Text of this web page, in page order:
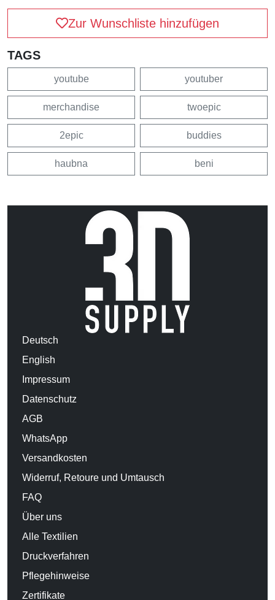
Zur Wunschliste hinzufügen
TAGS
youtube youtuber
merchandise twoepic
2epic buddies
haubna beni
Deutsch
English
Impressum
Datenschutz
AGB
WhatsApp
Versandkosten
Widerruf, Retoure und Umtausch
FAQ
Über uns
Alle Textilien
Druckverfahren
Pflegehinweise
Zertifikate